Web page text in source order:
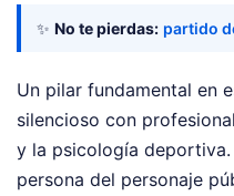
✨ No te pierdas: partido
Un pilar fundamental en
silencioso con
y la psicología
persona del personaje